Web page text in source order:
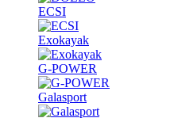
ECSI
Exokayak
G-POWER
Galasport